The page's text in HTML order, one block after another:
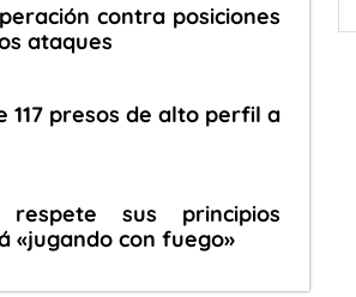
contra posiciones
ataques
117 presos de alto perfil a
sus principios
«jugando con fuego»